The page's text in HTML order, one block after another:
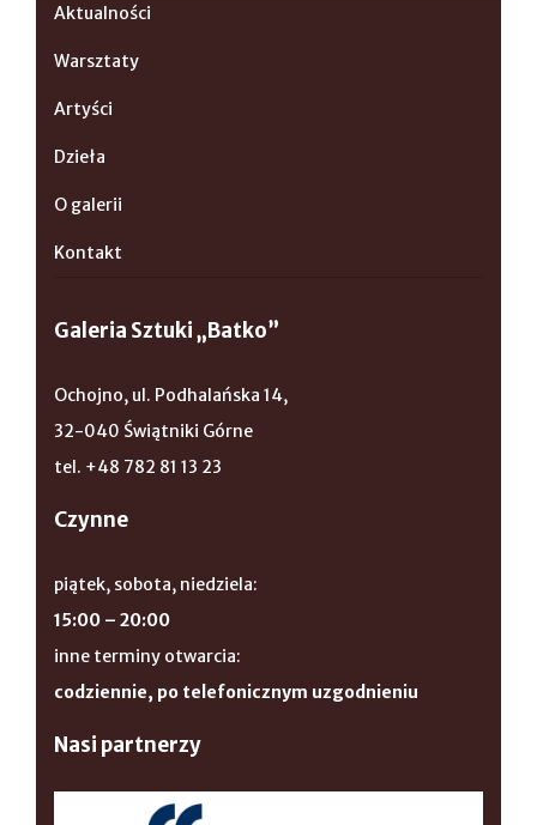
Aktualności
Warsztaty
Artyści
Dzieła
O galerii
Kontakt
Galeria Sztuki „Batko”
Ochojno, ul. Podhalańska 14,
32-040 Świątniki Górne
tel. +48 782 81 13 23
Czynne
piątek, sobota, niedziela:
15:00 – 20:00
inne terminy otwarcia:
codziennie, po telefonicznym uzgodnieniu
Nasi partnerzy